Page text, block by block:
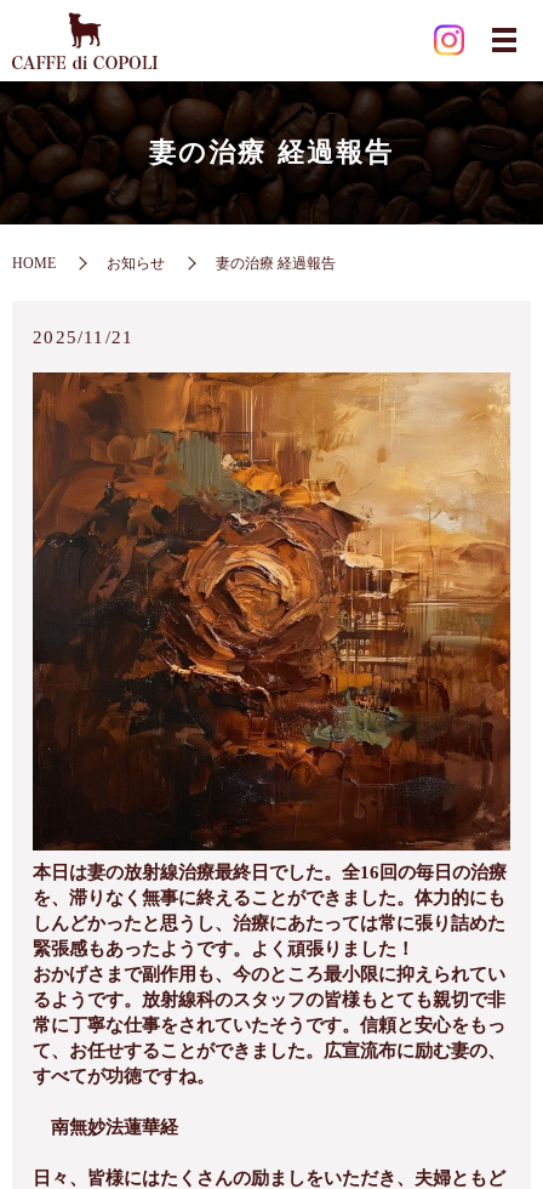
妻の治療 経過報告
HOME お知らせ 妻の治療 経過報告
2025/11/21
本日は妻の放射線治療最終日でした。全16回の毎日の治療
を、滞りなく無事に終えることができました。体力的にも
しんどかったと思うし、治療にあたっては常に張り詰めた
緊張感もあったようです。よく頑張りました！
おかげさまで副作用も、今のところ最小限に抑えられてい
るようです。放射線科のスタッフの皆様もとても親切で非
常に丁寧な仕事をされていたそうです。信頼と安心をもっ
て、お任せすることができました。広宣流布に励む妻の、
すべてが功徳ですね。
南無妙法蓮華経
日々、皆様にはたくさんの励ましをいただき、夫婦ともど